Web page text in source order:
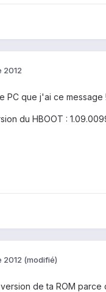
2012
PC que j'ai ce message !
du HBOOT :
2012 (modifié)
de ta ROM